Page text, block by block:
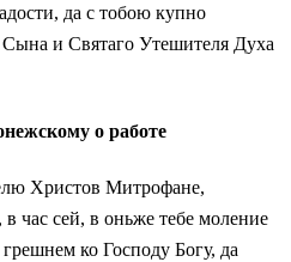
да с тобою купно
и Святаго Утешителя Духа
о работе
Христов Митрофане,
час сей, в оньже тебе моление
ко Господу Богу, да